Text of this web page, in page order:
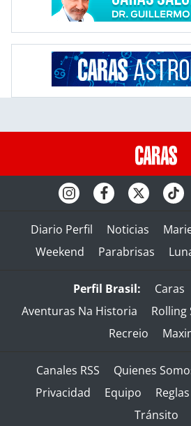
Diario Perfil Noticias
Weekend
Parabrisas
Perfil Brasil: Caras
Aventuras Na Historia
Rolling
Recreio
Canales RSS Quienes
Privacidad
Equipo
Tránsito